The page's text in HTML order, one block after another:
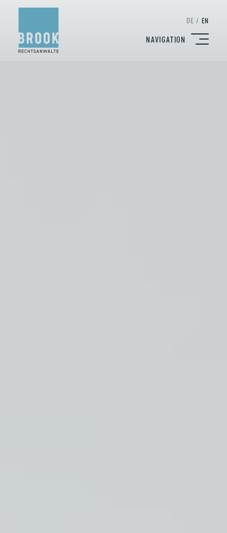
DE / EN
NAVIGATION